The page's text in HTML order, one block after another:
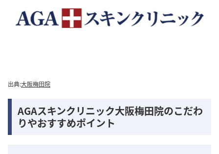
出典:大阪梅田院
AGAスキンクリニック大阪梅田院のこだわ
りやおすすめポイント